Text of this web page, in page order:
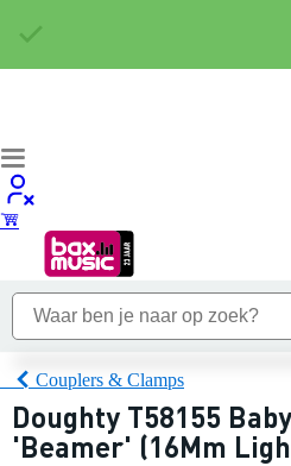
Couplers & Clamps
Doughty T58155
'Beamer' (16Mm